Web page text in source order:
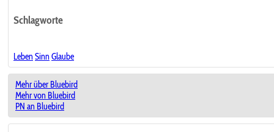
Schlagworte
Leben Sinn Glaube
Mehr über Bluebird
Mehr von Bluebird
PN an Bluebird